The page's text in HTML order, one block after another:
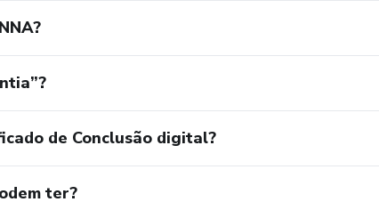
de Conclusão digital?
ter?